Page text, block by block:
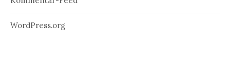
WordPress.org